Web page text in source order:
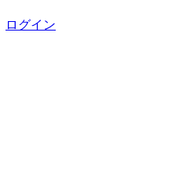
ログイン